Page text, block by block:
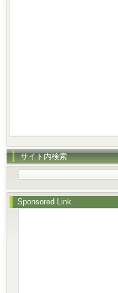
サイト内検索
Sponsored Link